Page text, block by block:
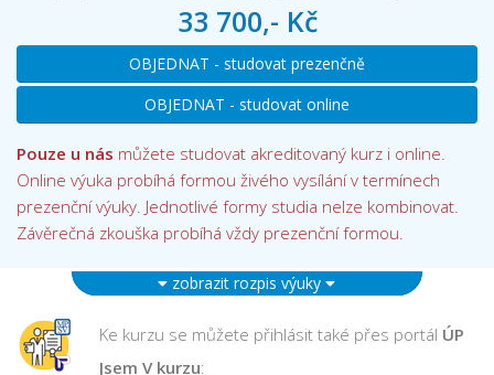
33 700,- Kč
OBJEDNAT - studovat prezenčně
OBJEDNAT - studovat online
Pouze u nás můžete studovat akreditovaný kurz i online.
Online výuka probíhá formou živého vysílání v termínech
prezenční výuky. Jednotlivé formy studia nelze kombinovat.
Závěrečná zkouška probíhá vždy prezenční formou.
zobrazit rozpis výuky
Ke kurzu se můžete přihlásit také přes portál ÚP
Jsem V kurzu: